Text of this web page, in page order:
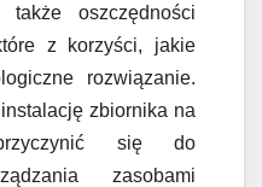
oszczędności
z korzyści, jakie
rozwiązanie.
zbiornika na
się do
zasobami